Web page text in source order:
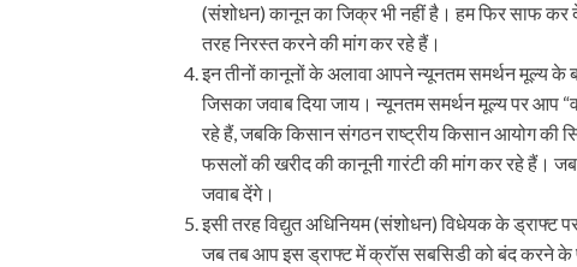
(संशोधन) कानून का जिक्र भी नहीं है। हम फिर साफ कर
तरह निरस्त करने की मांग कर रहे हैं।
इन तीनों कानूनों के अलावा आपने न्यूनतम समर्थन मूल्य के
जिसका जवाब दिया जाय। न्यूनतम समर्थन मूल्य पर आप
रहे हैं, जबकि किसान संगठन राष्ट्रीय किसान आयोग की
फसलों की खरीद की कानूनी गारंटी की मांग कर रहे हैं।
जवाब देंगे।
इसी तरह विद्युत अधिनियम (संशोधन) विधेयक के ड्राफ्ट
जब तब आप इस ड्राफ्ट में क्रॉस सबसिडी को बंद करने के